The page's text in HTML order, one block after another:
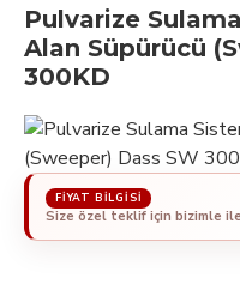
Pulvarize
Alan Süpürücü
300KD